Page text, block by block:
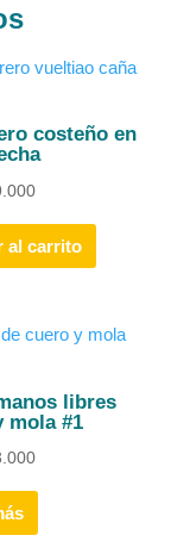
costeño en
al carrito
libres
mola #1